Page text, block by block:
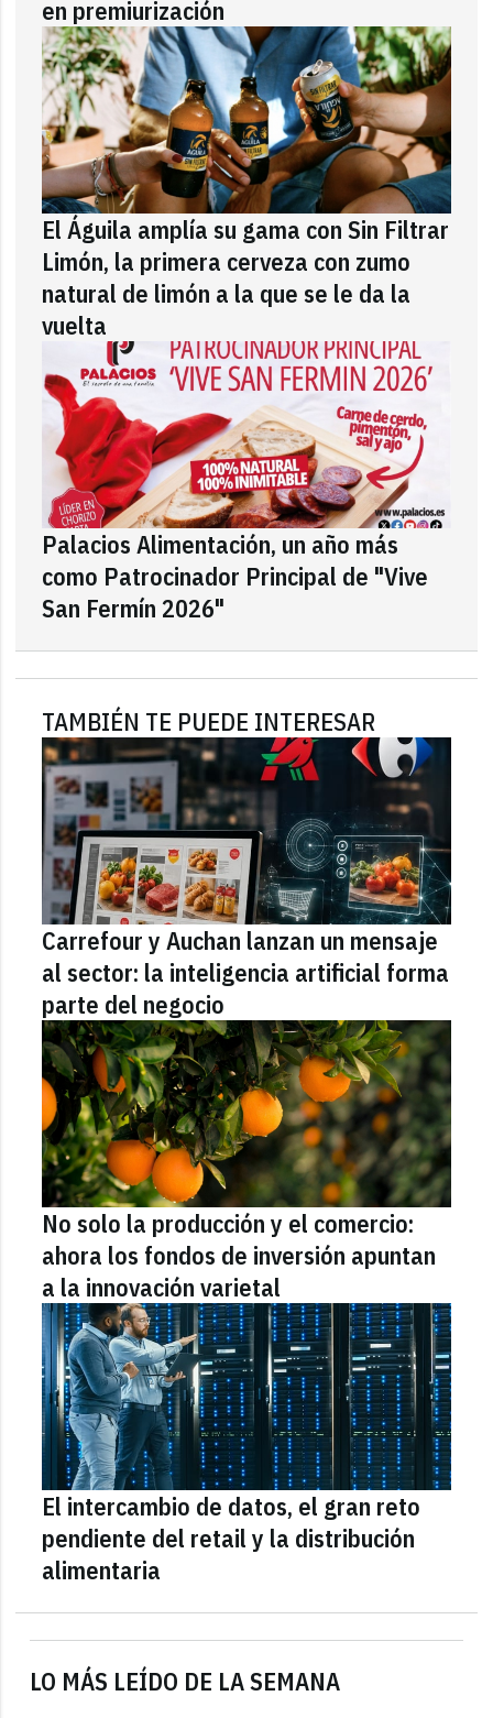
LO MÁS LEÍDO DE LA SEMANA
en premiurización
El Águila amplía su gama con Sin Filtrar
Limón, la primera cerveza con zumo
natural de limón a la que se le da la
vuelta
Palacios Alimentación, un año más
como Patrocinador Principal de "Vive
San Fermín 2026"
TAMBIÉN TE PUEDE INTERESAR
Carrefour y Auchan lanzan un mensaje
al sector: la inteligencia artificial forma
parte del negocio
No solo la producción y el comercio:
ahora los fondos de inversión apuntan
a la innovación varietal
El intercambio de datos, el gran reto
pendiente del retail y la distribución
alimentaria